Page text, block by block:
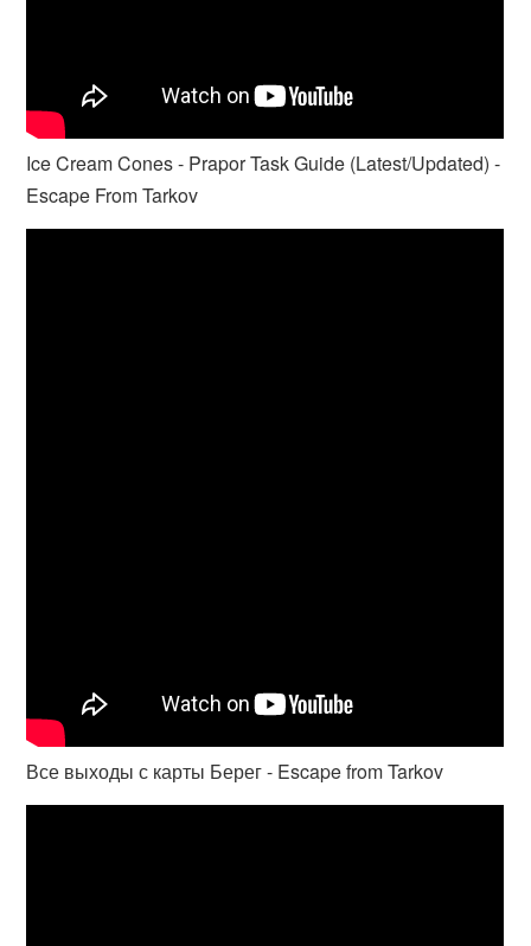
Ice Cream Cones - Prapor Task Guide (Latest/Updated) -
Escape From Tarkov
Все выходы с карты Берег - Escape from Tarkov